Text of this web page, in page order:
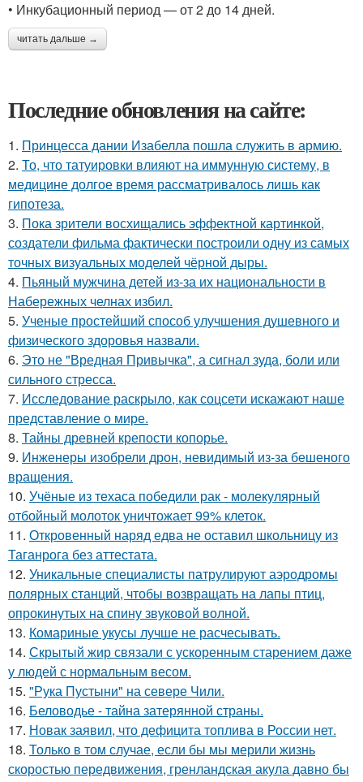
• Инкубационный период — от 2 до 14 дней.
читать дальше →
Последние обновления на сайте:
1. Принцесса дании Изабелла пошла служить в армию.
2. То, что татуировки влияют на иммунную систему, в
медицине долгое время рассматривалось лишь как
гипотеза.
3. Пока зрители восхищались эффектной картинкой,
создатели фильма фактически построили одну из самых
точных визуальных моделей чёрной дыры.
4. Пьяный мужчина детей из-за их национальности в
Набережных челнах избил.
5. Ученые простейший способ улучшения душевного и
физического здоровья назвали.
6. Это не "Вредная Привычка", а сигнал зуда, боли или
сильного стресса.
7. Исследование раскрыло, как соцсети искажают наше
представление о мире.
8. Тайны древней крепости копорье.
9. Инженеры изобрели дрон, невидимый из-за бешеного
вращения.
10. Учёные из техаса победили рак - молекулярный
отбойный молоток уничтожает 99% клеток.
11. Откровенный наряд едва не оставил школьницу из
Таганрога без аттестата.
12. Уникальные специалисты патрулируют аэродромы
полярных станций, чтобы возвращать на лапы птиц,
опрокинутых на спину звуковой волной.
13. Комариные укусы лучше не расчесывать.
14. Скрытый жир связали с ускоренным старением даже
у людей с нормальным весом.
15. "Рука Пустыни" на севере Чили.
16. Беловодье - тайна затерянной страны.
17. Новак заявил, что дефицита топлива в России нет.
18. Только в том случае, если бы мы мерили жизнь
скоростью передвижения, гренландская акула давно бы